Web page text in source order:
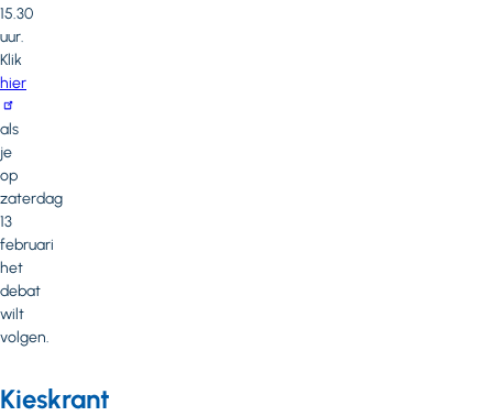
15.30
uur.
Klik
hier
als
je
op
zaterdag
13
februari
het
debat
wilt
volgen.
Kieskrant